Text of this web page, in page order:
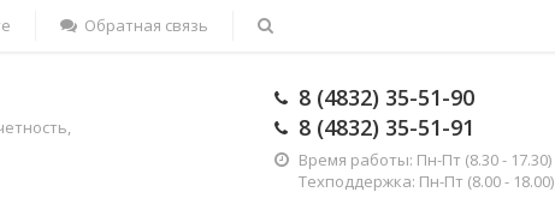
Обратная связь
8 (4832) 35-51-90
8 (4832) 35-51-91
Время работы: Пн-Пт (8.30 - 17.30)
Техподдержка: Пн-Пт (8.00 - 18.00)